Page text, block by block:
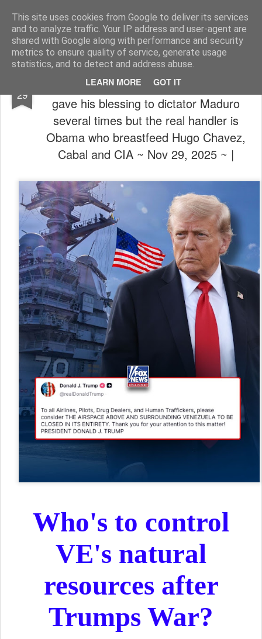
This site uses cookies from Google to deliver its services
and to analyze traffic. Your IP address and user-agent are
shared with Google along with performance and security
metrics to ensure quality of service, generate usage
statistics, and to detect and address abuse.
LEARN MORE GOT IT
The universe is eternal, infinite and vibrant, a conscious cosmos
Pages
29
⛽💥🪖(Brace-4-Impact) Pope Francis
gave his blessing to dictator Maduro
several times but the real handler is
Obama who breastfeed Hugo Chavez,
Cabal and CIA ~ Nov 29, 2025 ~ |
Who's to control
VE's natural
resources after
Trumps War?